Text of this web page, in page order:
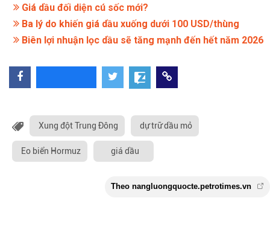
Giá dầu đối diện cú sốc mới?
Ba lý do khiến giá dầu xuống dưới 100 USD/thùng
Biên lợi nhuận lọc dầu sẽ tăng mạnh đến hết năm 2026
Xung đột Trung Đông dự trữ dầu mỏ
Eo biển Hormuz giá dầu